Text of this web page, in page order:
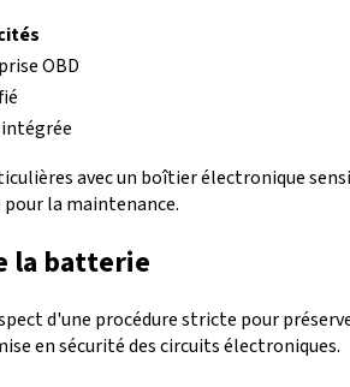
OBD
intégrée
avec un boîtier électronique
la maintenance.
la batterie
d'une procédure stricte pour
en sécurité des circuits électroniques.